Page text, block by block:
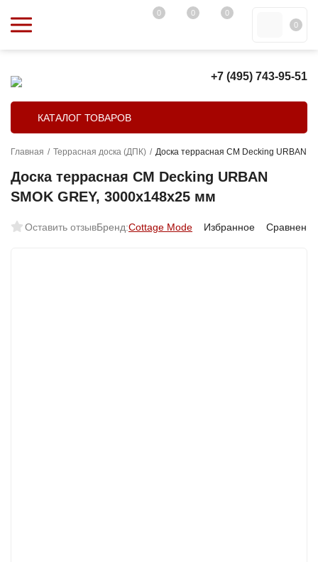
0 0
0
0
+7 (495) 743-95-51
КАТАЛОГ ТОВАРОВ
Главная / Террасная доска (ДПК) / Доска террасная CM Decking URBAN
Доска террасная CM Decking URBAN
SMOK GREY, 3000х148х25 мм
Оставить отзывБренд:Cottage Mode Избранное Сравнение